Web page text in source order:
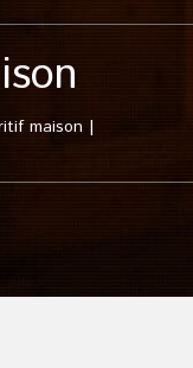
maison |